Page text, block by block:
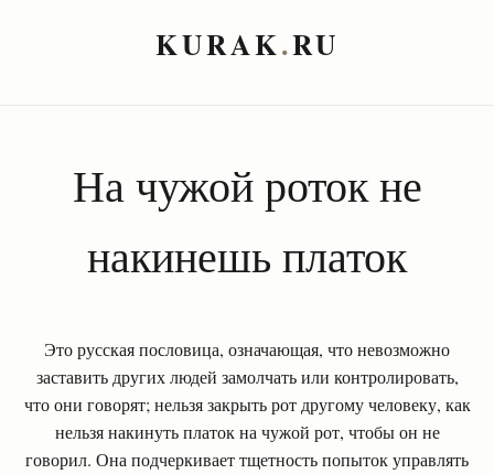
KURAK.RU
На чужой роток не
накинешь платок
Это русская пословица, означающая, что невозможно
заставить других людей замолчать или контролировать,
что они говорят; нельзя закрыть рот другому человеку, как
нельзя накинуть платок на чужой рот, чтобы он не
говорил. Она подчеркивает тщетность попыток управлять